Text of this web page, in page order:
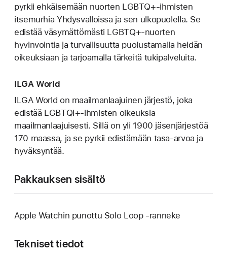
pyrkii ehkäisemään nuorten LGBTQ+-ihmisten
itsemurhia Yhdysvalloissa ja sen ulkopuolella. Se
edistää väsymättömästi LGBTQ+-nuorten
hyvinvointia ja turvallisuutta puolustamalla heidän
oikeuksiaan ja tarjoamalla tärkeitä tukipalveluita.
ILGA World
ILGA World on maailmanlaajuinen järjestö, joka
edistää LGBTQI+-ihmisten oikeuksia
maailmanlaajuisesti. Sillä on yli 1900 jäsenjärjestöä
170 maassa, ja se pyrkii edistämään tasa-arvoa ja
hyväksyntää.
Pakkauksen sisältö
Apple Watchin punottu Solo Loop ‑ranneke
Tekniset tiedot